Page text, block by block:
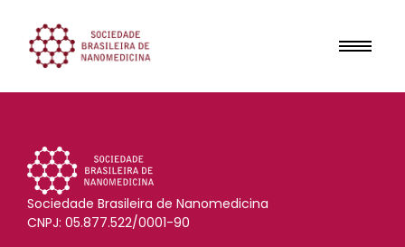
Sociedade Brasileira de Nanomedicina
CNPJ: 05.877.522/0001-90